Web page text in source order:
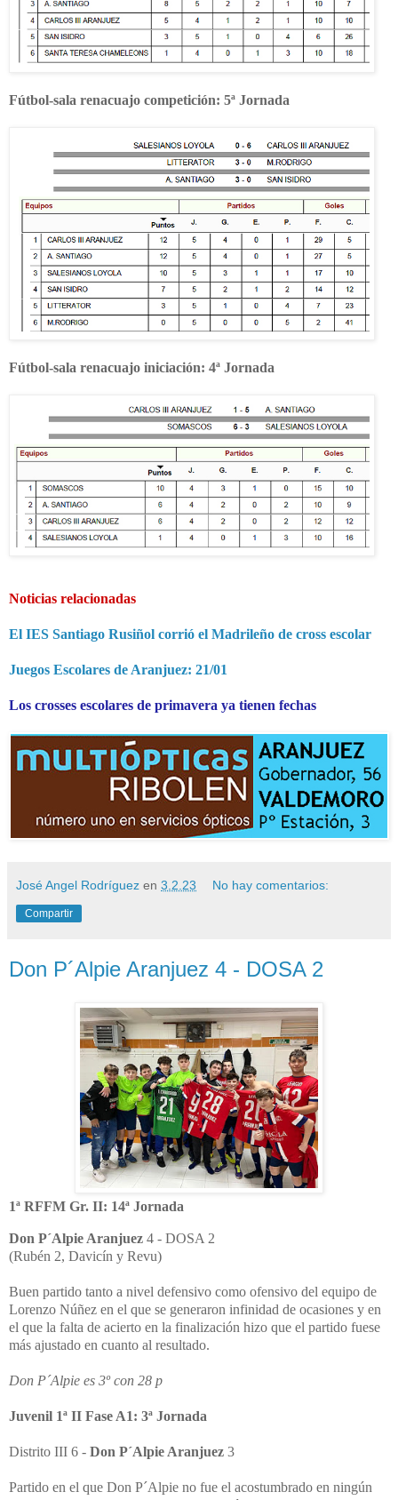
Fútbol-sala renacuajo competición: 5ª Jornada
Fútbol-sala renacuajo iniciación: 4ª Jornada
Noticias relacionadas
El IES Santiago Rusiñol corrió el Madrileño de cross escolar
Juegos Escolares de Aranjuez: 21/01
Los crosses escolares de primavera ya tienen fechas
José Angel Rodríguez en 3.2.23 No hay comentarios:
Compartir
Don P´Alpie Aranjuez 4 - DOSA 2
1ª RFFM Gr. II: 14ª Jornada
Don P´Alpie Aranjuez 4 - DOSA 2
(Rubén 2, Davicín y Revu)
Buen partido tanto a nivel defensivo como ofensivo del equipo de
Lorenzo Núñez en el que se generaron infinidad de ocasiones y en
el que la falta de acierto en la finalización hizo que el partido fuese
más ajustado en cuanto al resultado.
Don P´Alpie es 3º con 28 p
Juvenil 1ª II Fase A1: 3ª Jornada
Distrito III 6 - Don P´Alpie Aranjuez 3
Partido en el que Don P´Alpie no fue el acostumbrado en ningún